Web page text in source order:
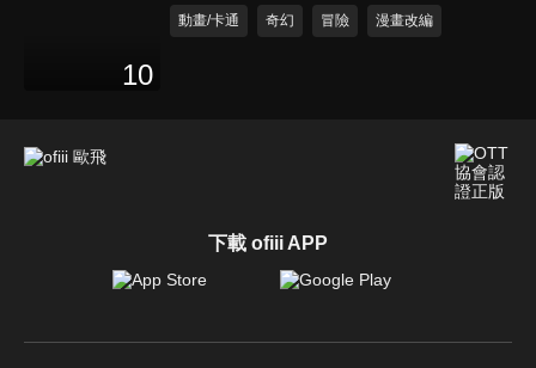
10
動畫/卡通
奇幻 冒險 漫畫改編
下載 ofiii APP